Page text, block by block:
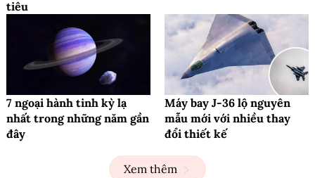
tiêu
7 ngoại hành tinh kỳ lạ
nhất trong những năm gần
đây
Máy bay J-36 lộ nguyên
mẫu mới với nhiều thay
đổi thiết kế
Xem thêm